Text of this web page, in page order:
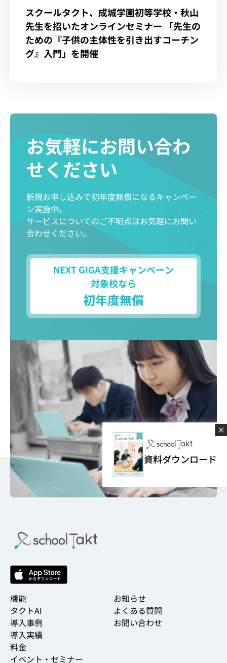
スクールタクト、成城学園初等学校・秋山
先生を招いたオンラインセミナー 「先生の
ための『子供の主体性を引き出すコーチン
グ』入門」を開催
お気軽にお問い合わ
せください
新規お申し込みで初年度無償になるキャンペー
ン実施中。
サービスについてのご不明点はお気軽にお問い
合わせください。
NEXT GIGA支援キャンペーン
対象校なら
初年度無償
資料ダウンロード
機能
タクトAI
導入事例
導入実績
料金
イベント・セミナー
お知らせ
よくある質問
お問い合わせ